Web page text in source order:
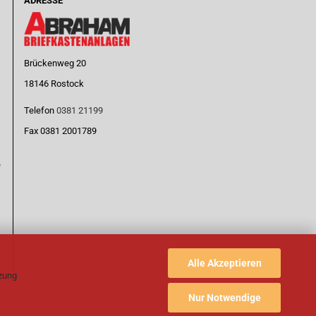
Alle Akzeptieren
Nur Notwendige
Brückenweg 20
18146 Rostock
Telefon 0381 21199
Fax 0381 2001789